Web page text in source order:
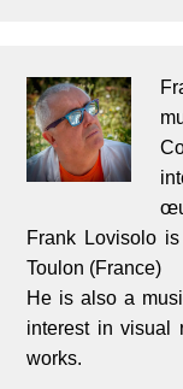
Frank Lovisolo
Toulon (France)
He is also a
interest in visual
works.